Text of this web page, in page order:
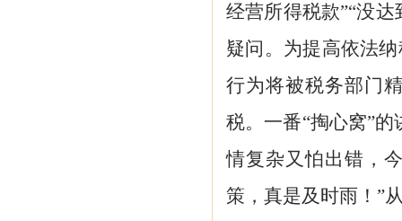
经营所得税款”“没
疑问 。为提高依法
行为将被税务部门
税。 一番“掏心窝”
情复杂又怕出错，
策，真是及时雨！ ”